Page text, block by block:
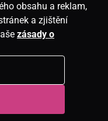
obsahu a reklam,
a zjištění
zásady o